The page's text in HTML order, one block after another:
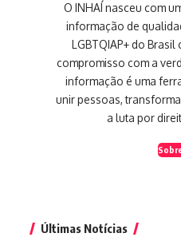
O INHAÍ nasceu com
informação de
LGBTQIAP+ do
compromisso com a
informação é uma
unir pessoas,
a luta por
Últimas Notícias